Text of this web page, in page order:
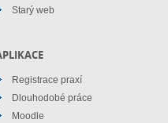
Starý web
Registrace praxí
Dlouhodobé práce
Moodle